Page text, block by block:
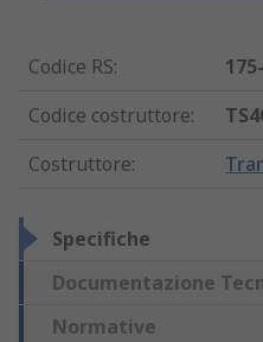
Codice RS:
Codice costruttore:
Costruttore:
Specifiche
Documentazione
Normative